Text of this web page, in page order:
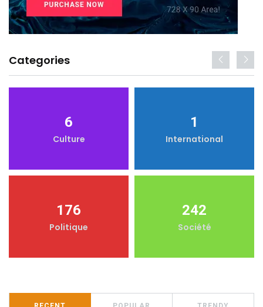
Categories
6
Culture
1
International
176
Politique
242
Société